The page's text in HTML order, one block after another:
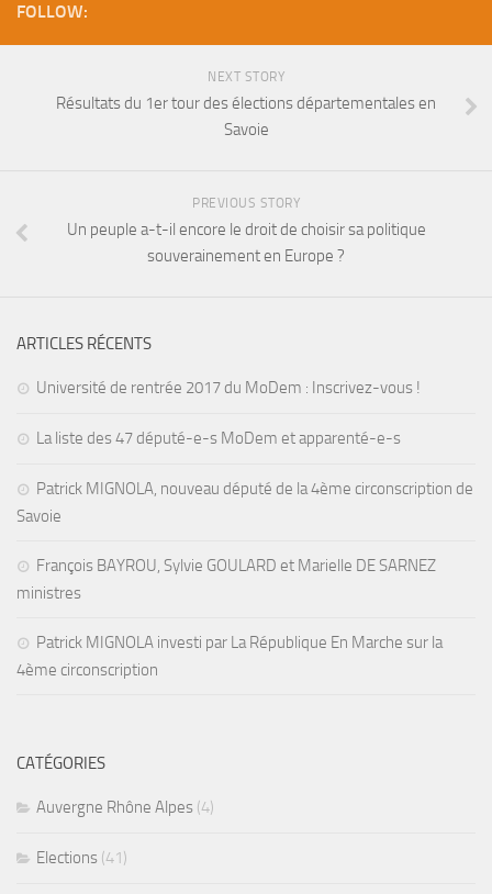
FOLLOW:
NEXT STORY
Résultats du 1er tour des élections départementales en
Savoie
PREVIOUS STORY
Un peuple a-t-il encore le droit de choisir sa politique
souverainement en Europe ?
ARTICLES RÉCENTS
Université de rentrée 2017 du MoDem : Inscrivez-vous !
La liste des 47 député-e-s MoDem et apparenté-e-s
Patrick MIGNOLA, nouveau député de la 4ème circonscription de
Savoie
François BAYROU, Sylvie GOULARD et Marielle DE SARNEZ
ministres
Patrick MIGNOLA investi par La République En Marche sur la
4ème circonscription
CATÉGORIES
Auvergne Rhône Alpes (4)
Elections (41)